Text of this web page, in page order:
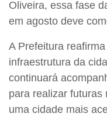
Oliveira, essa fase
em agosto deve
A Prefeitura
infraestrutura da
continuará
para realizar futuras
uma cidade mais